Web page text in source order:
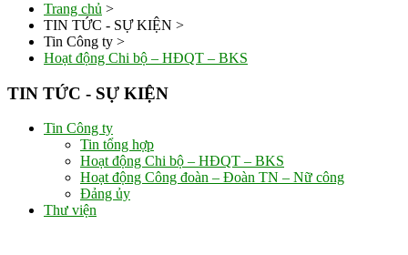
Trang chủ >
TIN TỨC - SỰ KIỆN >
Tin Công ty >
Hoạt động Chi bộ – HĐQT – BKS
TIN TỨC - SỰ KIỆN
Tin Công ty
Tin tổng hợp
Hoạt động Chi bộ – HĐQT – BKS
Hoạt động Công đoàn – Đoàn TN – Nữ công
Đảng ủy
Thư viện